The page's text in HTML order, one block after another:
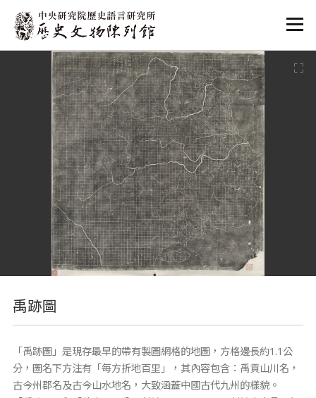
:::
禹跡圖
「禹跡圖」是現存最早的帶有製圖網格的地圖，方格邊長約1.1公
分，圖名下方注有「每方折地百里」，其內容包含：禹貢山川名，
古今州郡名及古今山水地名，大致涵蓋中國古代九州的樣貌。